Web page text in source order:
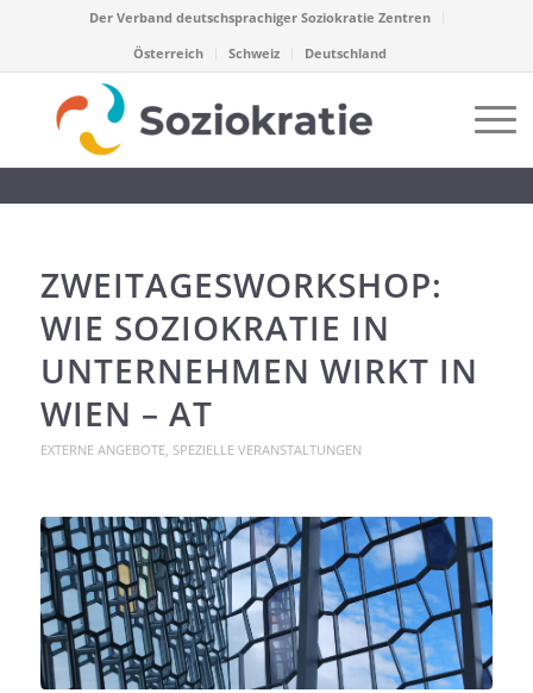
Der Verband deutschsprachiger Soziokratie Zentren
Österreich
Schweiz Deutschland
ZWEITAGESWORKSHOP:
WIE SOZIOKRATIE IN
UNTERNEHMEN WIRKT IN
WIEN – AT
EXTERNE ANGEBOTE, SPEZIELLE VERANSTALTUNGEN